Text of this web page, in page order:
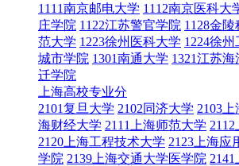
1111南京邮电大学 1112南京医科大
庄学院 1122江苏警官学院 1128金
范大学 1223徐州医科大学 1224徐
城市学院 1301南通大学 1321江苏海
迁学院
上海高校专业分
2101复旦大学 2102同济大学 2103
海财经大学 2111上海师范大学
2120上海工程技术大学 2123上海应
学院 2139上海交通大学医学院